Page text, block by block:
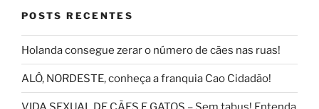
POSTS RECENTES
Holanda consegue zerar o número de cães nas ruas!
ALÔ, NORDESTE, conheça a franquia Cao Cidadão!